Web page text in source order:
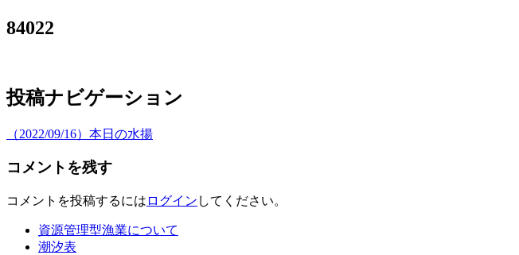
84022
投稿ナビゲーション
（2022/09/16）本日の水揚
コメントを残す
コメントを投稿するには ログイン してください。
資源管理型漁業について
潮汐表